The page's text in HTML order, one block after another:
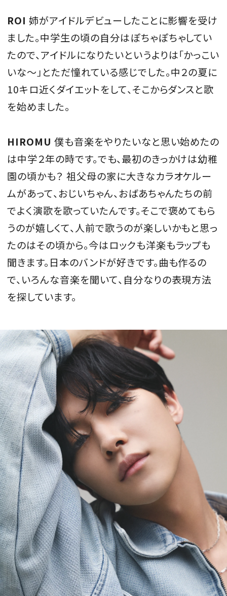
ROI姉がアイドルデビューしたことに影響を受け
ました。中学生の頃の自分はぽちゃぽちゃしてい
たので、アイドルになりたいというよりは「かっこい
いな〜」とただ憧れている感じでした。中２の夏に
10キロ近くダイエットをして、そこからダンスと歌
を始めました。
HIROMU僕も音楽をやりたいなと思い始めたの
は中学２年の時です。でも、最初のきっかけは幼稚
園の頃かも？ 祖父母の家に大きなカラオケルー
ムがあって、おじいちゃん、おばあちゃんたちの前
でよく演歌を歌っていたんです。そこで褒めてもら
うのが嬉しくて、人前で歌うのが楽しいかもと思っ
たのはその頃から。今はロックも洋楽もラップも
聞きます。日本のバンドが好きです。曲も作るの
で、いろんな音楽を聞いて、自分なりの表現方法
を探しています。